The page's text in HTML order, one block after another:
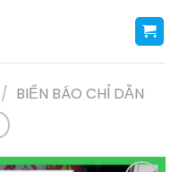
/ BIỂN BÁO CHỈ DẪN